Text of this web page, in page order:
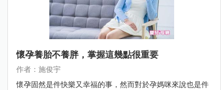
懷孕養胎不養胖，掌握這幾點很重要
作者：施俊宇
懷孕固然是件快樂又幸福的事，然而對於孕媽咪來說也是件